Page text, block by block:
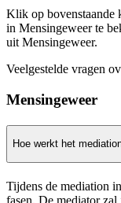
Klik op bovenstaande
in Mensingeweer te
uit Mensingeweer.
Veelgestelde vragen
Mensingeweer
Hoe werkt het
Tijdens de mediation
fasen. De mediator